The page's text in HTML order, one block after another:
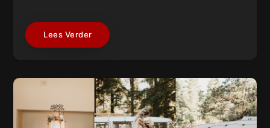
Lees Verder